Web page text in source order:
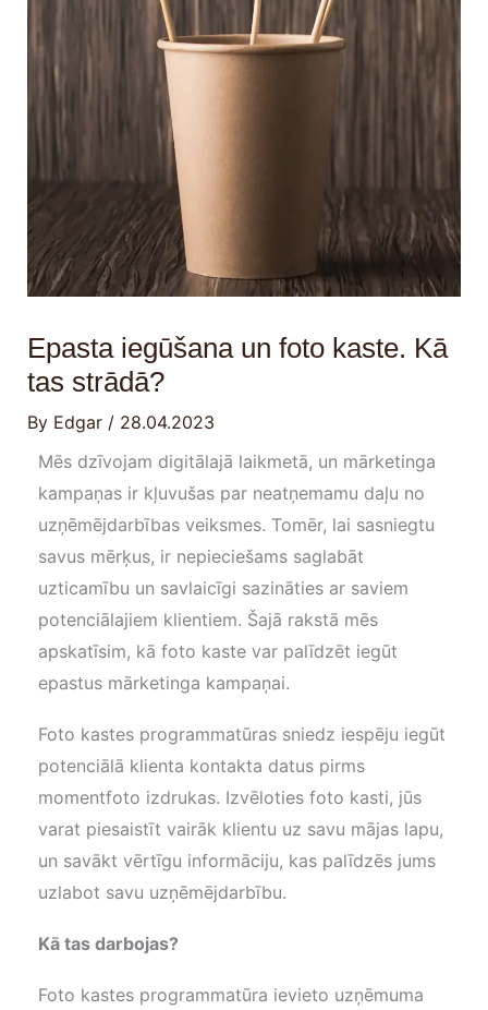
Epasta iegūšana un foto kaste. Kā
tas strādā?
By Edgar / 28.04.2023
Mēs dzīvojam digitālajā laikmetā, un mārketinga
kampaņas ir kļuvušas par neatņemamu daļu no
uzņēmējdarbības veiksmes. Tomēr, lai sasniegtu
savus mērķus, ir nepieciešams saglabāt
uzticamību un savlaicīgi sazināties ar saviem
potenciālajiem klientiem. Šajā rakstā mēs
apskatīsim, kā foto kaste var palīdzēt iegūt
epastus mārketinga kampaņai.
Foto kastes programmatūras sniedz iespēju iegūt
potenciālā klienta kontakta datus pirms
momentfoto izdrukas. Izvēloties foto kasti, jūs
varat piesaistīt vairāk klientu uz savu mājas lapu,
un savākt vērtīgu informāciju, kas palīdzēs jums
uzlabot savu uzņēmējdarbību.
Kā tas darbojas?
Foto kastes programmatūra ievieto uzņēmuma